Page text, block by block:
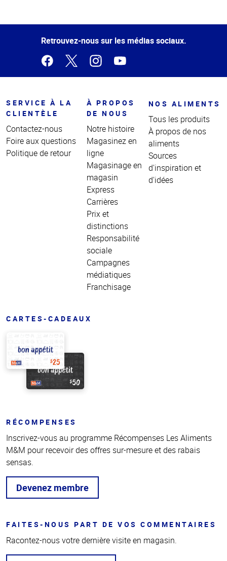
de la
Retrouvez-nous sur les médias sociaux.
SERVICE À LA
CLIENTÈLE
Contactez-nous
Foire aux questions
Politique de retour
À PROPOS
DE NOUS
Notre histoire
Magasinez en
ligne
Magasinage en
magasin
Express
Carrières
Prix et
distinctions
Responsabilité
sociale
Campagnes
médiatiques
Franchisage
NOS ALIMENTS
Tous les produits
À propos de nos
aliments
Sources
d'inspiration et
d'idées
CARTES-CADEAUX
RÉCOMPENSES
Inscrivez-vous au programme Récompenses Les Aliments
M&M pour recevoir des offres sur-mesure et des rabais
sensas.
Devenez membre
FAITES-NOUS PART DE VOS COMMENTAIRES
Racontez-nous votre dernière visite en magasin.